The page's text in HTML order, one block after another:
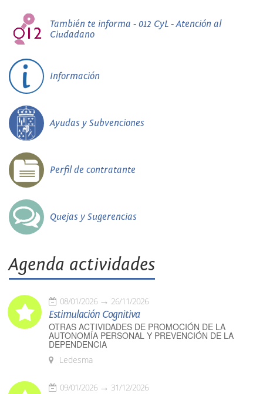
También te informa - 012 CyL - Atención al
Ciudadano
Información
Ayudas y Subvenciones
Perfil de contratante
Quejas y Sugerencias
Agenda actividades
08/01/2026 26/11/2026
Estimulación Cognitiva
OTRAS ACTIVIDADES DE PROMOCIÓN DE LA
AUTONOMÍA PERSONAL Y PREVENCIÓN DE LA
DEPENDENCIA
Ledesma
09/01/2026 31/12/2026